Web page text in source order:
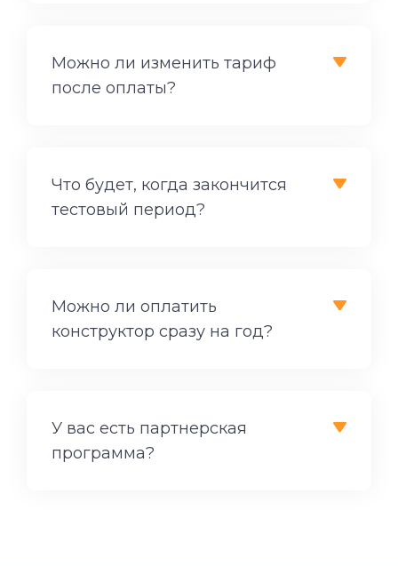
Можно ли изменить тариф
после оплаты?
Что будет, когда закончится
тестовый период?
Можно ли оплатить
конструктор сразу на год?
У вас есть партнерская
программа?